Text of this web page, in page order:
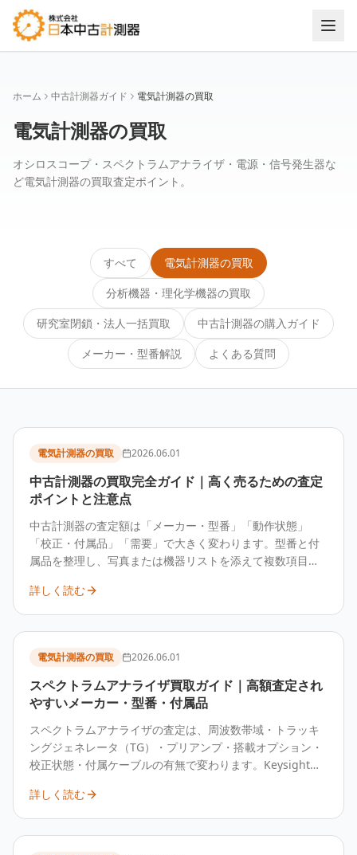
ホーム 中古計測器ガイド 電気計測器の買取
電気計測器の買取
オシロスコープ・スペクトラムアナライザ・電源・信号発生器な
ど電気計測器の買取査定ポイント。
すべて
電気計測器の買取
分析機器・理化学機器の買取
研究室閉鎖・法人一括買取
中古計測器の購入ガイド
メーカー・型番解説
よくある質問
電気計測器の買取 2026.06.01
中古計測器の買取完全ガイド｜高く売るための査定
ポイントと注意点
中古計測器の査定額は「メーカー・型番」「動作状態」
「校正・付属品」「需要」で大きく変わります。型番と付
属品を整理し、写真または機器リストを添えて複数項目を
最短ルートです。
詳しく読む
電気計測器の買取 2026.06.01
スペクトラムアナライザ買取ガイド｜高額査定され
やすいメーカー・型番・付属品
スペクトラムアナライザの査定は、周波数帯域・トラッキ
ングジェネレータ（TG）・プリアンプ・搭載オプション・
校正状態・付属ケーブルの有無で変わります。Keysight・
どの主要メーカー品は、旧型でも需要が残ることがありま
す。型番とオプション構成をお知らせいただくのが確実で
す。
詳しく読む